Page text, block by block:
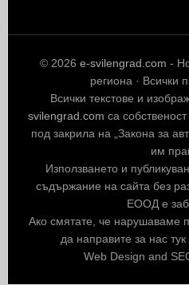
© 2026e-svilengrad.com -
региона · Всички
Всички текстове и
svilengrad.com са
под закрила на „Закона за
им
Използването и
съдържание на сайта без
ЕООД е
Ако смятате, че нарушаваме
да направите за нас тук
Web Design and